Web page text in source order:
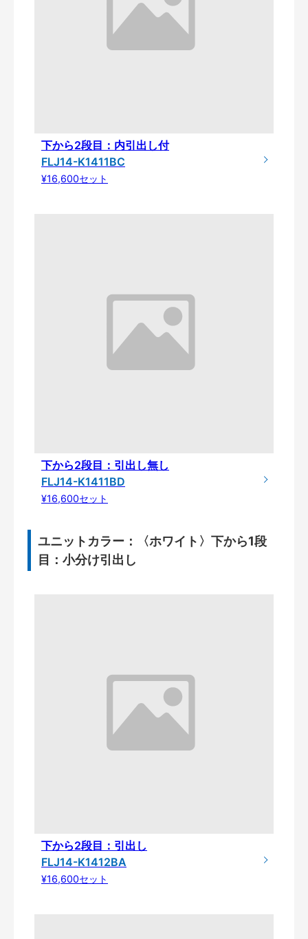
下から2段目：内引出し付
FLJ14-K1411BC
¥16,600セット
下から2段目：引出し無し
FLJ14-K1411BD
¥16,600セット
ユニットカラー：〈ホワイト〉下から1段
目：小分け引出し
下から2段目：引出し
FLJ14-K1412BA
¥16,600セット